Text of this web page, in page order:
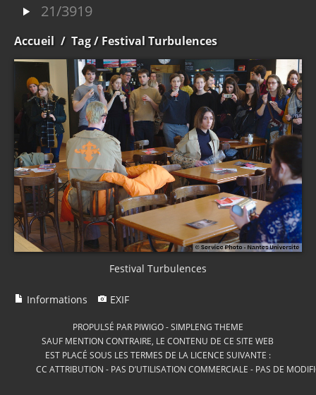
21/3919
Accueil / Tag/ Festival Turbulences
Festival Turbulences
Informations EXIF
PROPULSÉ PAR PIWIGO-SIMPLENG THEME
SAUF MENTION CONTRAIRE, LE CONTENU DE CE SITE WEB
EST PLACÉ SOUS LES TERMES DE LA LICENCE SUIVANTE :
CC ATTRIBUTION - PAS D’UTILISATION COMMERCIALE - PAS DE